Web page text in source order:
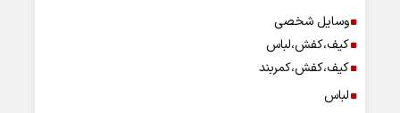
وسایل شخصی
کیف،کفش،لباس
کیف،کفش،کمربند
لباس